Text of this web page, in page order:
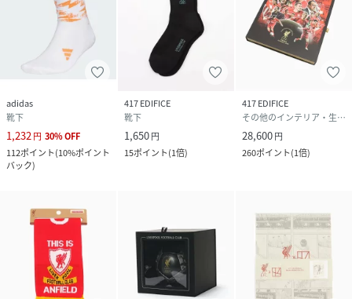
adidas
靴下
1,232 円 30%OFF
112ポイント(10%ポイント
バック)
417 EDIFICE
靴下
1,650円
15ポイント(1倍)
417 EDIFICE
その他のインテリア・生活雑貨
28,600円
260ポイント(1倍)